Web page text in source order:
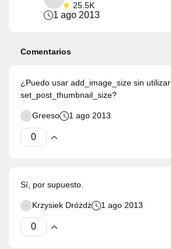
25.5K
1 ago 2013
Comentarios
¿Puedo usar add_image_size sin utilizar
set_post_thumbnail_size?
Greeso 1 ago 2013
Sí, por supuesto.
Krzysiek Dróżdż 1 ago 2013